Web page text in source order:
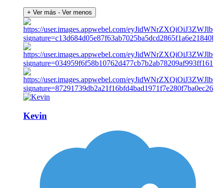
+ Ver más - Ver menos
Kevin